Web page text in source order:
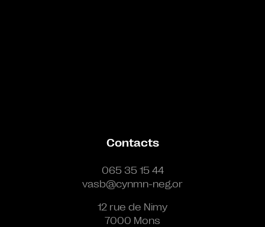
Contacts
065 35 15 44
vasb@cynmn-neg.or
12 rue de Nimy
7000 Mons